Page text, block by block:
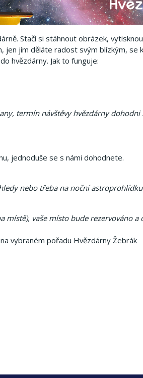
Stačí si stáhnout obrázek,
jen jím děláte radost svým blízkým, se
hvězdárny. Jak to funguje:
termín návštěvy hvězdárny dohodni
jednoduše se s námi dohodnete.
nebo třeba na noční
vaše místo bude rezervováno a
vybraném pořadu Hvězdárny Žebrák